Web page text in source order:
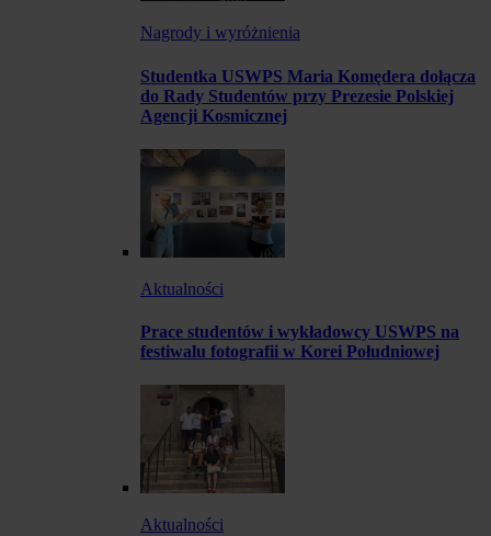
Nagrody i wyróżnienia
Studentka USWPS Maria Komędera dołącza
do Rady Studentów przy Prezesie Polskiej
Agencji Kosmicznej
Aktualności
Prace studentów i wykładowcy USWPS na
festiwalu fotografii w Korei Południowej
Aktualności